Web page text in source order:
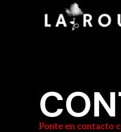
Ponte en contacto